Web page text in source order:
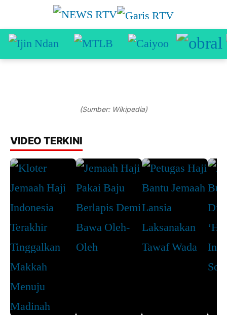
(Sumber: Wikipedia)
VIDEO TERKINI